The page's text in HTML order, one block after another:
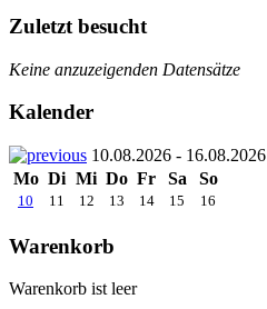
Zuletzt besucht
Keine anzuzeigenden Datensätze
Kalender
10.08.2026 - 16.08.2026
Mo Di Mi Do Fr Sa So
10 11 12 13 14 15 16
Warenkorb
Warenkorb ist leer